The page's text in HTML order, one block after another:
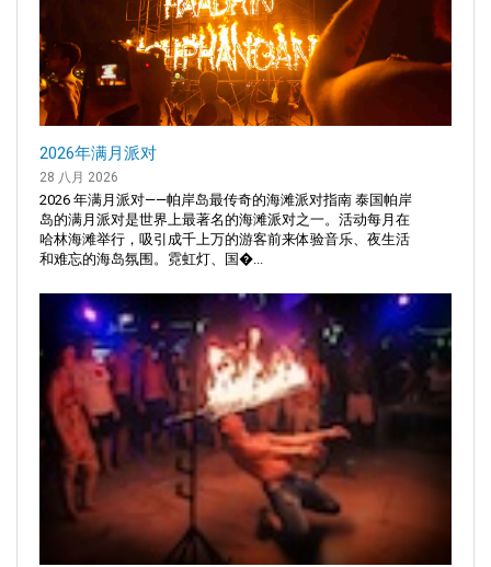
2026年满月派对
28 八月 2026
2026 年满月派对——帕岸岛最传奇的海滩派对指南 泰国帕岸
岛的满月派对是世界上最著名的海滩派对之一。活动每月在
哈林海滩举行，吸引成千上万的游客前来体验音乐、夜生活
和难忘的海岛氛围。霓虹灯、国�...